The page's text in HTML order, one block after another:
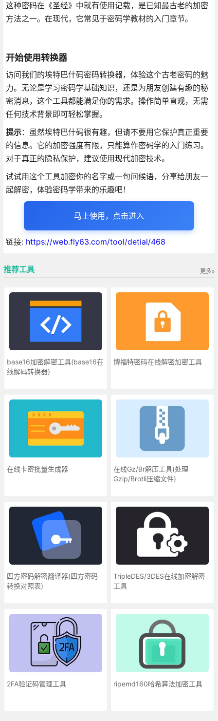
这种密码在《圣经》中就有使用记载，是已知最古老的加密
方法之一。在现代，它常见于密码学教材的入门章节。
开始使用转换器
访问我们的埃特巴什码密码转换器，体验这个古老密码的魅
力。无论是学习密码学基础知识，还是为朋友创建有趣的秘
密消息，这个工具都能满足你的需求。操作简单直观，无需
任何技术背景即可轻松掌握。
提示：虽然埃特巴什码很有趣，但请不要用它保护真正重要
的信息。它的加密强度有限，只能算作密码学的入门练习。
对于真正的隐私保护，建议使用现代加密技术。
试试用这个工具加密你的名字或一句问候语，分享给朋友一
起解密，体验密码学带来的乐趣吧！
马上使用，点击进入
链接: https://web.fly63.com/tool/detial/468
推荐工具 更多»
base16加密解密工具(base16在
线解码转换器)
博福特密码在线解密加密工具
在线卡密批量生成器
在线Gz/Br解压工具(处理
Gzip/Brotli压缩文件)
四方密码解密翻译器(四方密码
转换对照表)
TripleDES/3DES在线加密解密
工具
2FA验证码管理工具 ripemd160哈希算法加密工具